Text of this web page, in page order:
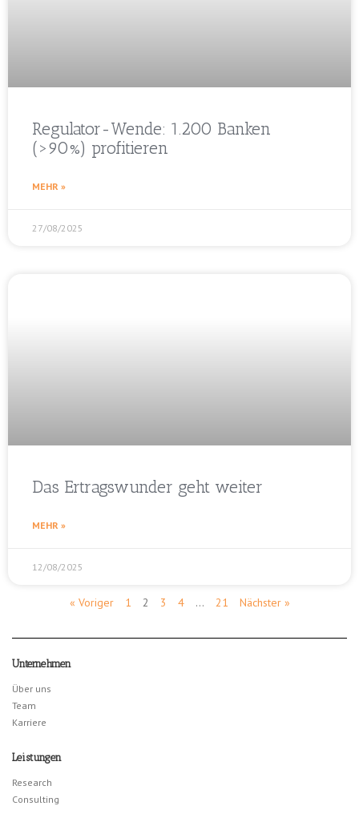
Regulator-Wende: 1.200 Banken
(>90%) profitieren
MEHR »
27/08/2025
Das Ertragswunder geht weiter
MEHR »
12/08/2025
« Voriger 1 2 3 4 … 21 Nächster »
Unternehmen
Über uns
Team
Karriere
Leistungen
Research
Consulting